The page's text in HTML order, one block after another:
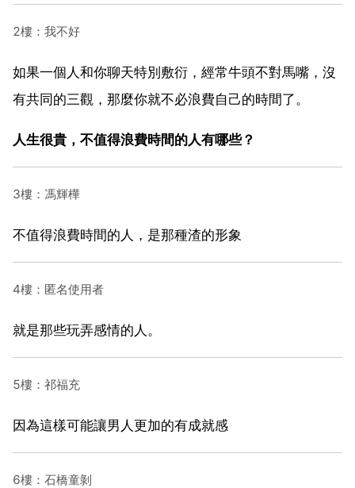
2樓：我不好
如果一個人和你聊天特別敷衍，經常牛頭不對馬嘴，沒
有共同的三觀，那麼你就不必浪費自己的時間了。
人生很貴，不值得浪費時間的人有哪些？
3樓：馮輝樺
不值得浪費時間的人，是那種渣的形象
4樓：匿名使用者
就是那些玩弄感情的人。
5樓：祁福充
因為這樣可能讓男人更加的有成就感
6樓：石橋童剝